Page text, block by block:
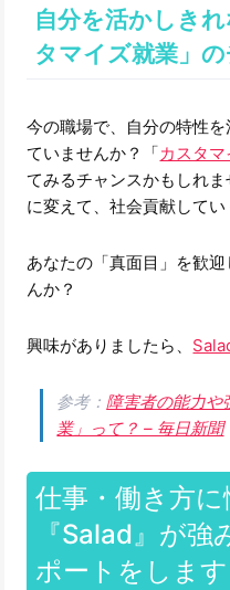
自分を活かしき
タマイズ就業」
今の職場で、自分の特性
ていませんか？「カスタ
てみるチャンスかもしれ
に変えて、社会貢献してい
あなたの「真面目」を歓
んか？
興味がありましたら、
参考：障害者の能力や
業」って？ – 毎日新聞
仕事・働き方に
『Salad』が
ポートをします